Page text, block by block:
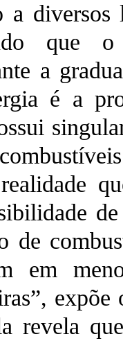
a
que
a
é a
de
em
revela